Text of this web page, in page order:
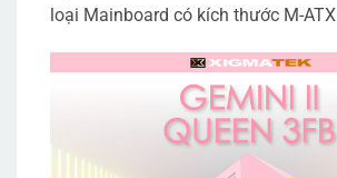
loại Mainboard có kích thước M-ATX